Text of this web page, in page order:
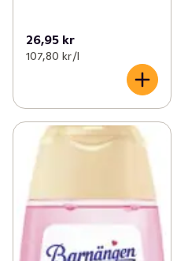
26,95 kr
107,80 kr /l